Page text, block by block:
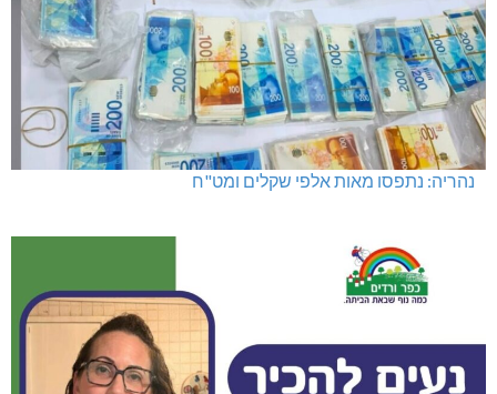
נהריה: נתפסו מאות אלפי שקלים ומט"ח